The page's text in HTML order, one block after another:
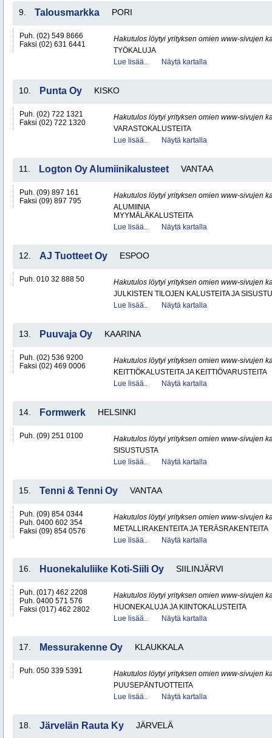
9. Talousmarkka PORI
Puh. (02) 549 8666
Faksi (02) 631 6441
Hakutulos löytyi yrityksen omien www-sivujen
TYÖKALUJA
Lue lisää..
Näytä kartalla
10. Punta Oy KISKO
Puh. (02) 722 1321
Faksi (02) 722 1320
Hakutulos löytyi yrityksen omien www-sivujen
VARASTOKALUSTEITA
Lue lisää..
Näytä kartalla
11. Logton Oy Alumiinikalusteet VANTAA
Puh. (09) 897 161
Faksi (09) 897 795
Hakutulos löytyi yrityksen omien www-sivujen
ALUMIINIA
MYYMÄLÄKALUSTEITA
Lue lisää..
Näytä kartalla
12. AJ Tuotteet Oy ESPOO
Puh. 010 32 888 50
Hakutulos löytyi yrityksen omien www-sivujen
JULKISTEN TILOJEN KALUSTEITA JA
Lue lisää..
Näytä kartalla
13. Puuvaja Oy KAARINA
Puh. (02) 536 9200
Faksi (02) 469 0006
Hakutulos löytyi yrityksen omien www-sivujen
KEITTIÖKALUSTEITA JA KEITTIÖVARUSTEITA
Lue lisää..
Näytä kartalla
14. Formwerk HELSINKI
Puh. (09) 251 0100
Hakutulos löytyi yrityksen omien www-sivujen
SISUSTUSTA
Lue lisää..
Näytä kartalla
15. Tenni & Tenni Oy VANTAA
Puh. (09) 854 0344
Puh. 0400 602 354
Faksi (09) 854 0576
Hakutulos löytyi yrityksen omien www-sivujen
METALLIRAKENTEITA JA TERÄSRAKENTEITA
Lue lisää..
Näytä kartalla
16. Huonekaluliike Koti-Siili Oy SIILINJÄRVI
Puh. (017) 462 2208
Puh. 0400 571 576
Faksi (017) 462 2802
Hakutulos löytyi yrityksen omien www-sivujen
HUONEKALUJA JA KIINTOKALUSTEITA
Lue lisää..
Näytä kartalla
17. Messurakenne Oy KLAUKKALA
Puh. 050 339 5391
Hakutulos löytyi yrityksen omien www-sivujen
PUUSEPÄNTUOTTEITA
Lue lisää..
Näytä kartalla
18. Järvelän Rauta Ky JÄRVELÄ